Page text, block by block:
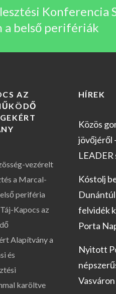
Konferencia
a belső perifériák
AZ
vezérelt
a Marcal-
periféria
Kapocs az
Alapítvány a
és
karöltve
HÍREK
Közös
jövőjéről
Kóstolj
felvidék
Porta
Nyitott
Vasváron